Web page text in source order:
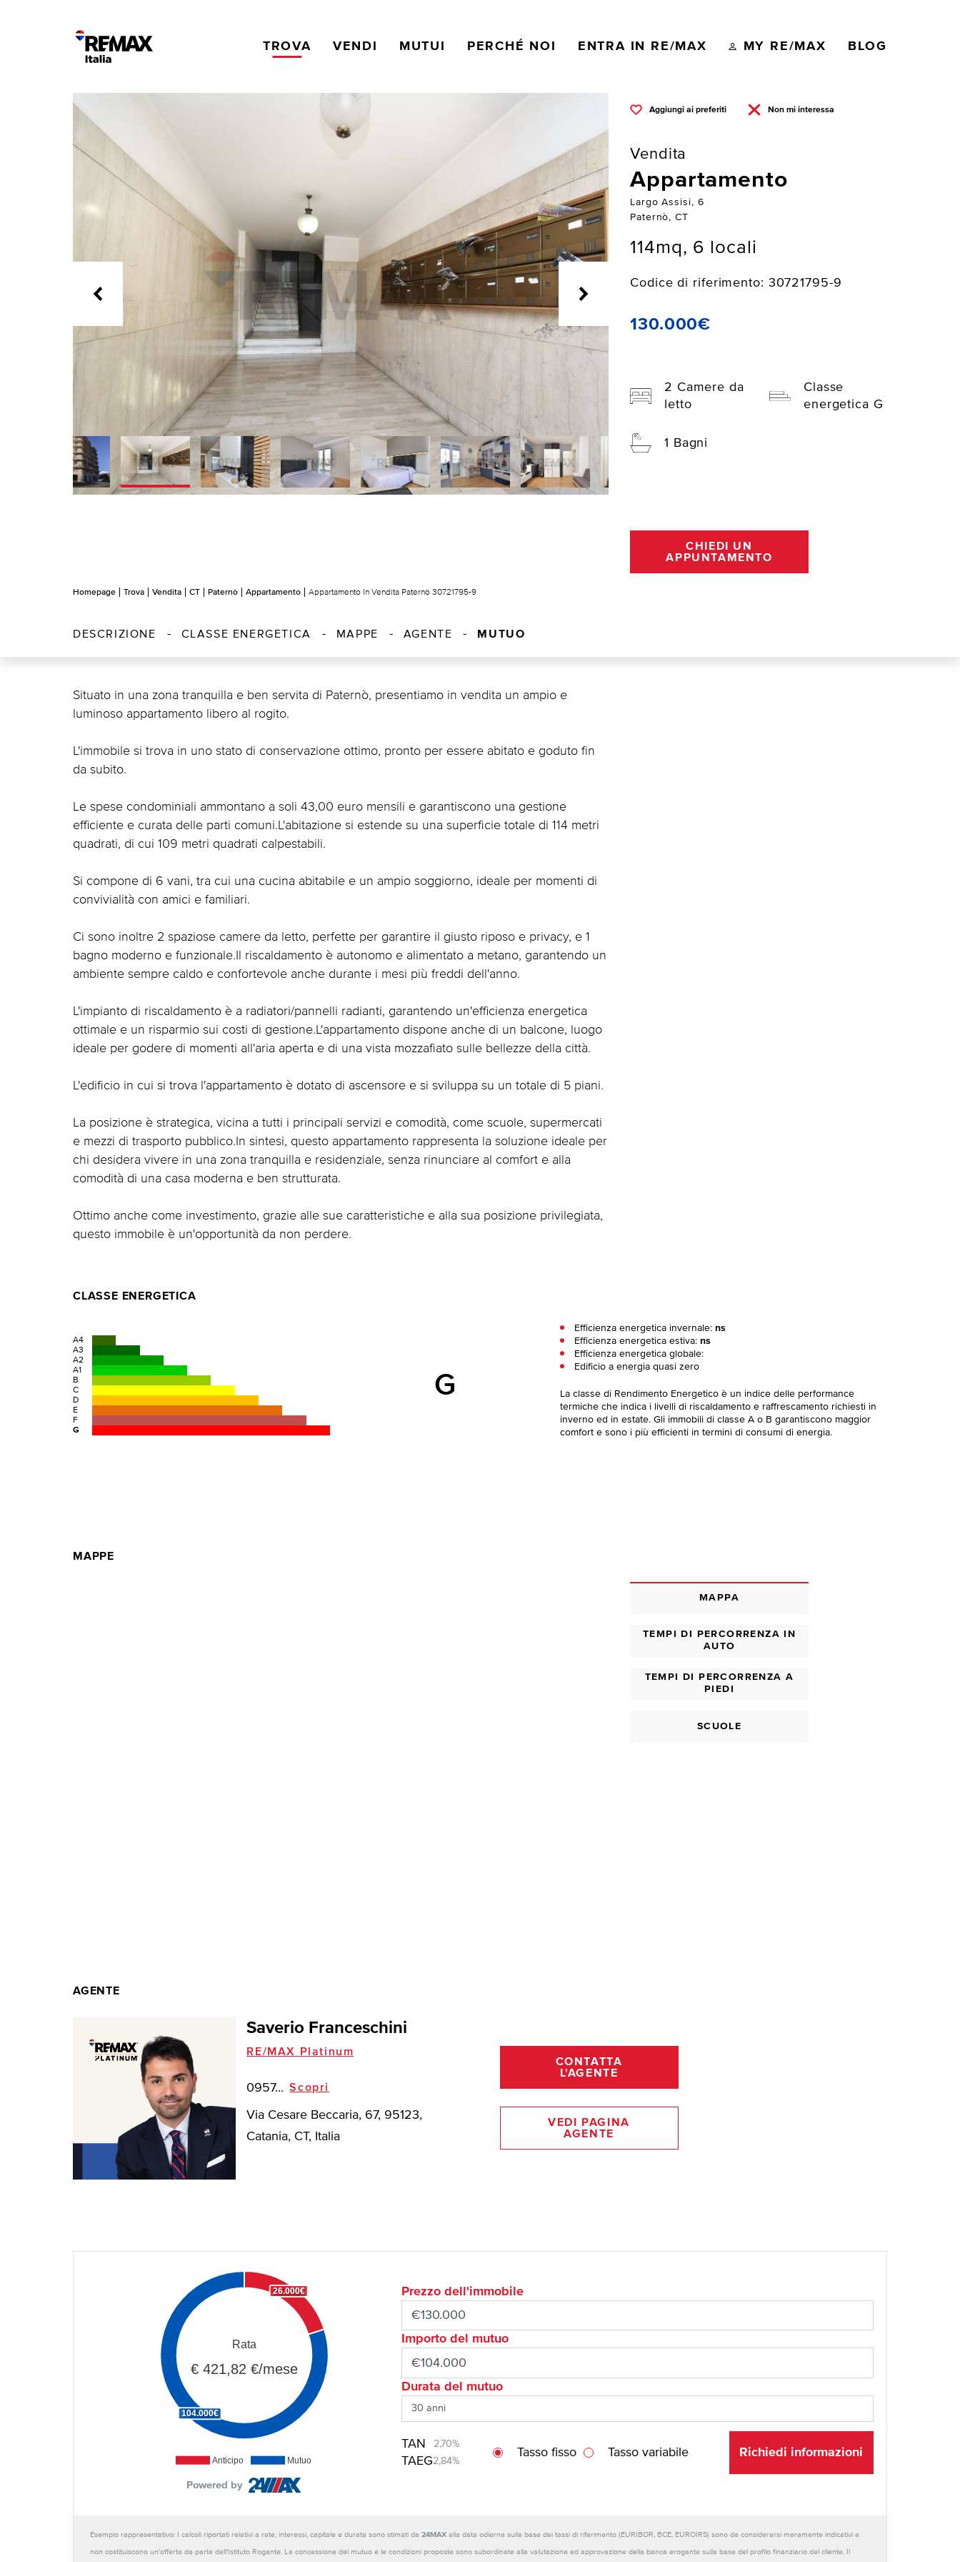
TROVA VENDI MUTUI PERCHÉ NOI ENTRA IN RE/MAX MY RE/MAX BLOG
Aggiungi ai preferiti Non mi interessa
Vendita
Appartamento
Largo Assisi, 6
Paternò, CT
114mq, 6 locali
Codice di riferimento: 30721795-9
130.000€
2 Camere da
letto
Classe
energetica G
1 Bagni
CHIEDI UN
APPUNTAMENTO
Homepage Trova Vendita CT Paternò Appartamento Appartamento In Vendita Paternò 30721795-9
DESCRIZIONE CLASSE ENERGETICA MAPPE AGENTE MUTUO
Situato in una zona tranquilla e ben servita di Paternò, presentiamo in vendita un ampio e
luminoso appartamento libero al rogito.
L'immobile si trova in uno stato di conservazione ottimo, pronto per essere abitato e goduto fin
da subito.
Le spese condominiali ammontano a soli 43,00 euro mensili e garantiscono una gestione
efficiente e curata delle parti comuni.L'abitazione si estende su una superficie totale di 114 metri
quadrati, di cui 109 metri quadrati calpestabili.
Si compone di 6 vani, tra cui una cucina abitabile e un ampio soggiorno, ideale per momenti di
convivialità con amici e familiari.
Ci sono inoltre 2 spaziose camere da letto, perfette per garantire il giusto riposo e privacy, e 1
bagno moderno e funzionale.Il riscaldamento è autonomo e alimentato a metano, garantendo un
ambiente sempre caldo e confortevole anche durante i mesi più freddi dell'anno.
L'impianto di riscaldamento è a radiatori/pannelli radianti, garantendo un'efficienza energetica
ottimale e un risparmio sui costi di gestione.L'appartamento dispone anche di un balcone, luogo
ideale per godere di momenti all'aria aperta e di una vista mozzafiato sulle bellezze della città.
L'edificio in cui si trova l'appartamento è dotato di ascensore e si sviluppa su un totale di 5 piani.
La posizione è strategica, vicina a tutti i principali servizi e comodità, come scuole, supermercati
e mezzi di trasporto pubblico.In sintesi, questo appartamento rappresenta la soluzione ideale per
chi desidera vivere in una zona tranquilla e residenziale, senza rinunciare al comfort e alla
comodità di una casa moderna e ben strutturata.
Ottimo anche come investimento, grazie alle sue caratteristiche e alla sua posizione privilegiata,
questo immobile è un'opportunità da non perdere.
CLASSE ENERGETICA
A4
A3
A2
A1
B
C
D
E
F
G
G
Efficienza energetica invernale:ns
Efficienza energetica estiva:ns
Efficienza energetica globale:
Edificio a energia quasi zero
La classe di Rendimento Energetico è un indice delle performance
termiche che indica i livelli di riscaldamento e raffrescamento richiesti in
inverno ed in estate. Gli immobili di classe A o B garantiscono maggior
comfort e sono i più efficienti in termini di consumi di energia.
MAPPE
MAPPA
TEMPI DI PERCORRENZA IN
AUTO
TEMPI DI PERCORRENZA A
PIEDI
SCUOLE
AGENTE
Saverio Franceschini
RE/MAX Platinum
0957... Scopri
Via Cesare Beccaria, 67, 95123,
Catania, CT, Italia
CONTATTA
L'AGENTE
VEDI PAGINA
AGENTE
Anticipo Mutuo
26.000€
104.000€
Rata
€ 421,82 €/mese
Powered by
Prezzo dell'immobile
Importo del mutuo
Durata del mutuo
TAN 2,70%
TAEG2,84%
Tasso fisso Tasso variabile Richiedi informazioni
Esempio rappresentativo: I calcoli riportati relativi a rate, interessi, capitale e durata sono stimati da 24MAXalla data odierna sulla base dei tassi di riferimento (EURIBOR, BCE, EUROIRS) sono da considerarsi meramente indicativi e
non costituiscono un'offerta da parte dell'Istituto Rogante. La concessione del mutuo e le condizioni proposte sono subordinate alla valutazione ed approvazione della banca erogante sulla base del profilo finanziario del cliente. Il